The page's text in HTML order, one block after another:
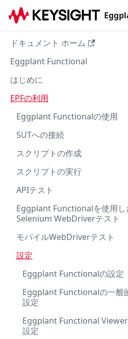
ドキュメント ホーム
Eggplant Functional
はじめに
EPFの利用
Eggplant Functionalの使用
SUTへの接続
スクリプトの作成
スクリプトの実行
APIテスト
Eggplant Functionalを使用し
Selenium WebDriverテスト
モバイルWebDriverテスト
設定
Eggplant Functionalの設定
Eggplant Functionalの一般
設定
Eggplant Functional
設定